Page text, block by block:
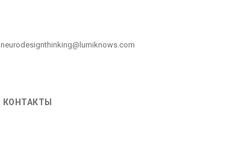
neurodesignthinking@lumiknows.com
КОНТАКТЫ